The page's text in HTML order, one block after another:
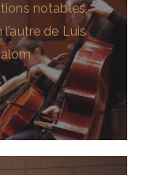
notables,
l’autre de Luis